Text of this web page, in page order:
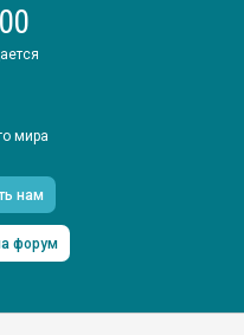
мира
нам
форум